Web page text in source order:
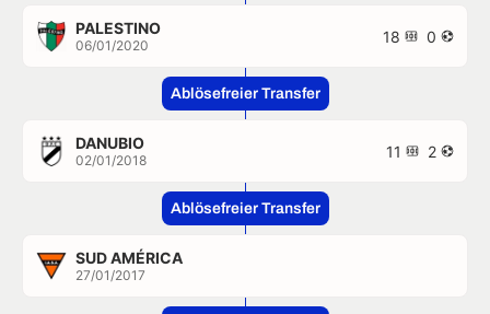
PALESTINO
06/01/2020 18 0
Ablösefreier Transfer
DANUBIO
02/01/2018 11 2
Ablösefreier Transfer
SUD AMÉRICA
27/01/2017